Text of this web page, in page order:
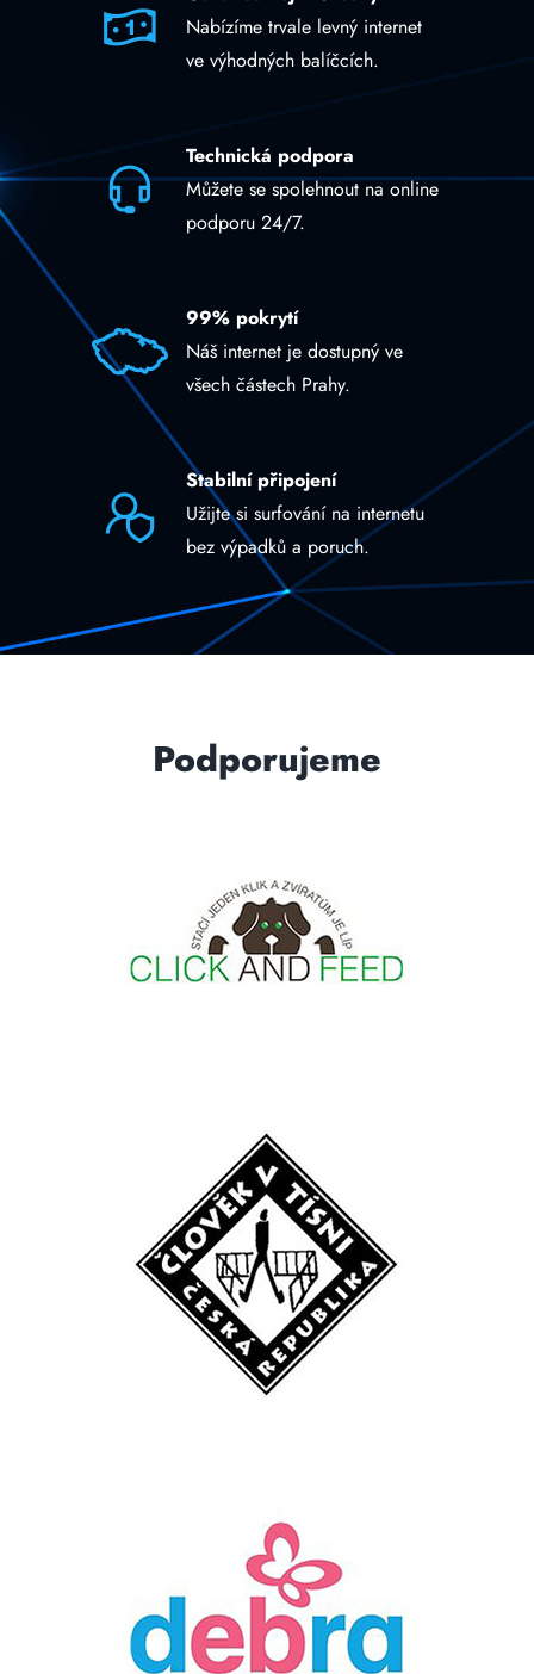
Nabízíme trvale levný internet
ve výhodných balíčcích.
Technická podpora
Můžete se spolehnout na online
podporu 24/7.
99% pokrytí
Náš internet je dostupný ve
všech částech Prahy.
Stabilní připojení
Užijte si surfování na internetu
bez výpadků a poruch.
Podporujeme